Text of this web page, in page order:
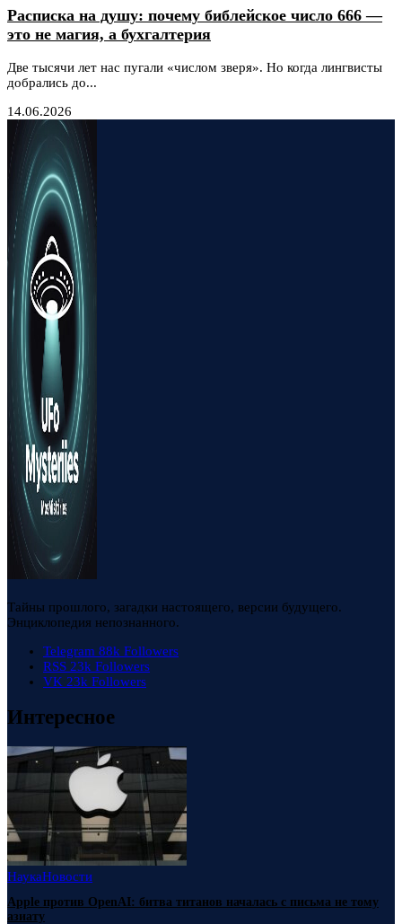
Расписка на душу: почему библейское число 666 —
это не магия, а бухгалтерия
Две тысячи лет нас пугали «числом зверя». Но когда лингвисты
добрались до...
14.06.2026
Тайны прошлого, загадки настоящего, версии будущего.
Энциклопедия непознанного.
Telegram 88k Followers
RSS 23k Followers
VK 23k Followers
Интересное
НаукаНовости
Apple против OpenAI: битва титанов началась с письма не тому
азиату